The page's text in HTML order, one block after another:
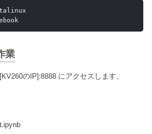
業
のIP]:8888 にアクセスします。